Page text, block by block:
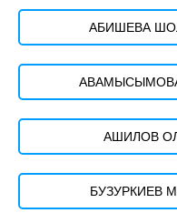
АБИШЕВА
АШИЛОВ
БУЗУРКИЕВ